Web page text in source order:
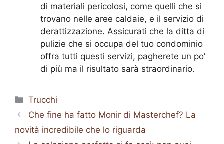
di materiali pericolosi, come quelli che si
trovano nelle aree caldaie, e il servizio di
derattizzazione. Assicurati che la ditta di
pulizie che si occupa del tuo condominio
offra tutti questi servizi, pagherete un po’
di più ma il risultato sarà straordinario.
Categorie
Trucchi
Che fine ha fatto Monir di Masterchef? La
novità incredibile che lo riguarda